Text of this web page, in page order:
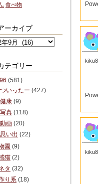
食べ物
ーカイブ
テゴリー
(581)
ついったー (427)
健康 (9)
写真 (118)
動画 (20)
思い出 (22)
園 (9)
猫 (2)
タ (32)
り系 (18)